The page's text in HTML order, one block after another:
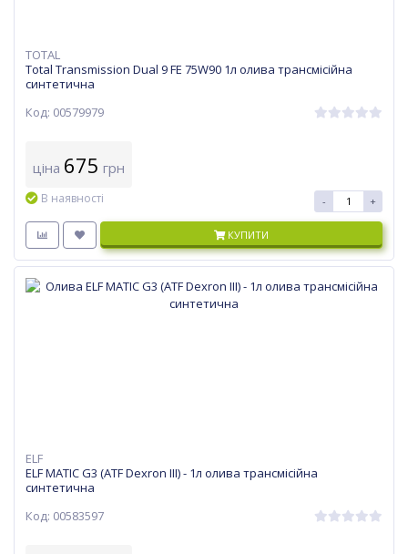
TOTAL
Total Transmission Dual 9 FE 75W90 1л олива трансмісійна
синтетична
Код: 00579979
ціна 675 грн
В наявності - +
КУПИТИ
ELF
ELF MATIC G3 (ATF Dexron III) - 1л олива трансмісійна
синтетична
Код: 00583597